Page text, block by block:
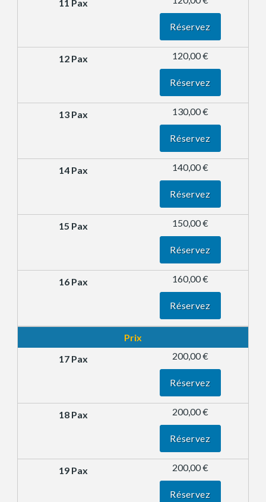
Réservez
120,00 €
Réservez
130,00 €
Réservez
140,00 €
Réservez
150,00 €
Réservez
160,00 €
Réservez
Prix
200,00 €
Réservez
200,00 €
Réservez
200,00 €
Réservez